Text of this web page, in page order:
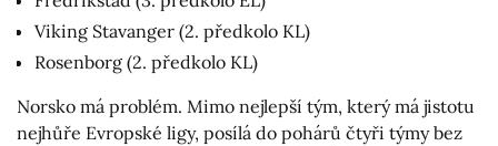
Viking Stavanger (2. předkolo KL)
Rosenborg (2. předkolo KL)
Norsko má problém. Mimo nejlepší tým, který má jistotu
nejhůře Evropské ligy, posílá do pohárů čtyři týmy bez